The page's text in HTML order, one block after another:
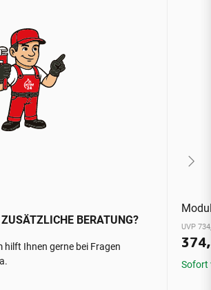
BERATUNG?
hilft Ihnen gerne bei Fragen
UVP
Sofort